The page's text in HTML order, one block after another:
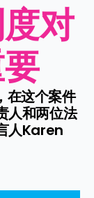
对
在这个案件
和两位法
人Karen